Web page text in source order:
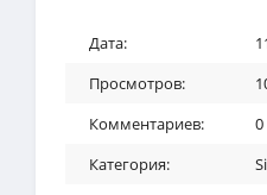
Дата:
Просмотров:
Комментариев:
0
Категория: